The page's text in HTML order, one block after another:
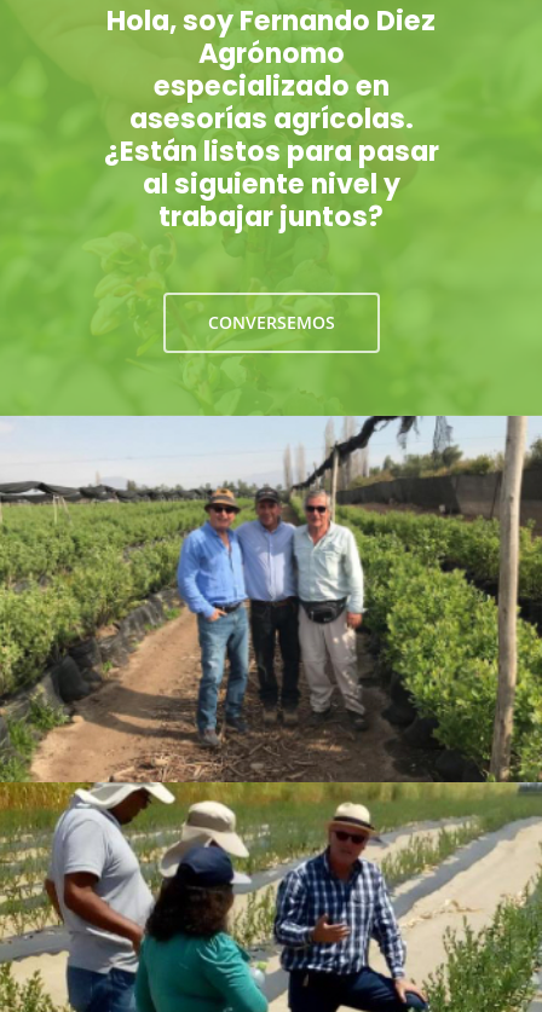
Hola, soy Fernando Diez
Agrónomo
especializado en
asesorías agrícolas.
¿Están listos para pasar
al siguiente nivel y
trabajar juntos?
CONVERSEMOS